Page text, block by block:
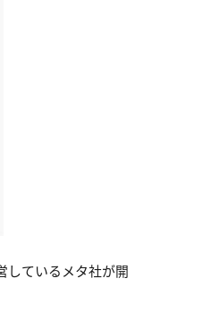
しているメタ社が開